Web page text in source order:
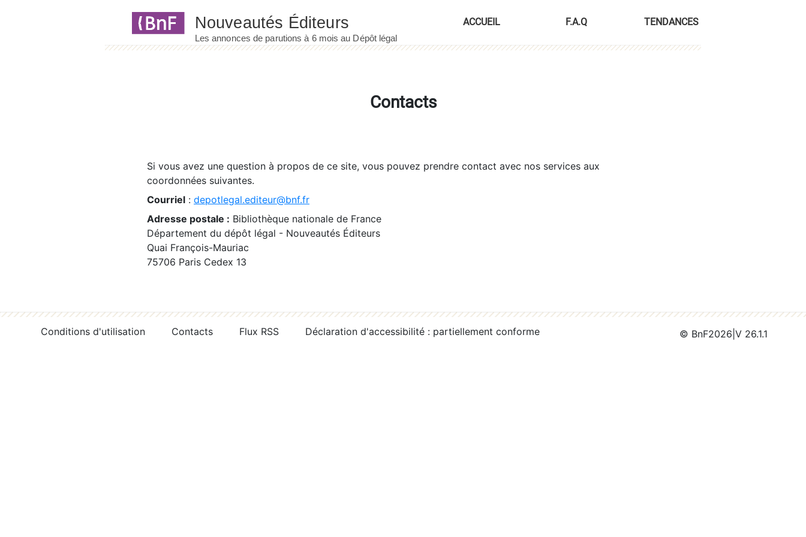
ACCUEIL F.A.Q TENDANCES
Contacts
Si vous avez une question à propos de ce site, vous pouvez prendre contact avec nos services aux
coordonnées suivantes.
Courriel : depotlegal.editeur@bnf.fr
Adresse postale : Bibliothèque nationale de France
Département du dépôt légal - Nouveautés Éditeurs
Quai François-Mauriac
75706 Paris Cedex 13
Conditions d'utilisation Contacts Flux RSS Déclaration d'accessibilité : partiellement conforme © BnF2026 V 26.1.1